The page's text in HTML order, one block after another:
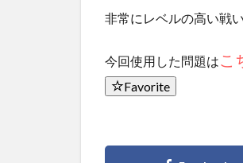
非常にレベルの高い戦
今回使用した問題は こ
Favorite